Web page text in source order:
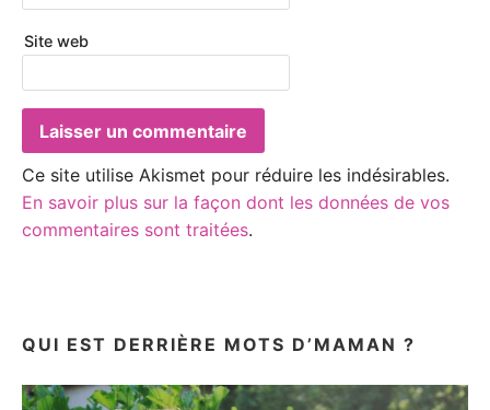
Site web
Ce site utilise Akismet pour réduire les indésirables.
En savoir plus sur la façon dont les données de vos
commentaires sont traitées.
QUI EST DERRIÈRE MOTS D’MAMAN ?